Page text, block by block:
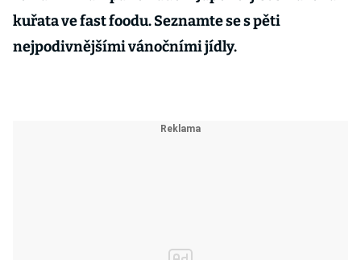
kuřata ve fast foodu. Seznamte se s pěti
nejpodivnějšími vánočními jídly.